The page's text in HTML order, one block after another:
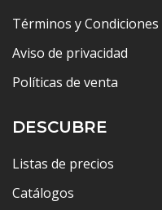
Términos y Condiciones
Aviso de privacidad
Políticas de venta
DESCUBRE
Listas de precios
Catálogos